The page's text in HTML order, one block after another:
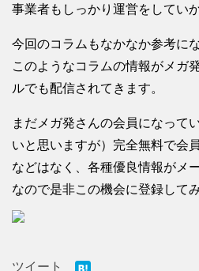
事業者もしっかり運営をしてい
今回のコラムもなかなか参考に
このようなコラムの情報がメガ
ルでも配信されてきます。
まだメガ発さんの会員になって
いと思いますが）完全無料で会
などはなく、各種優良情報がメ
なので是非この機会に登録して
ツイート